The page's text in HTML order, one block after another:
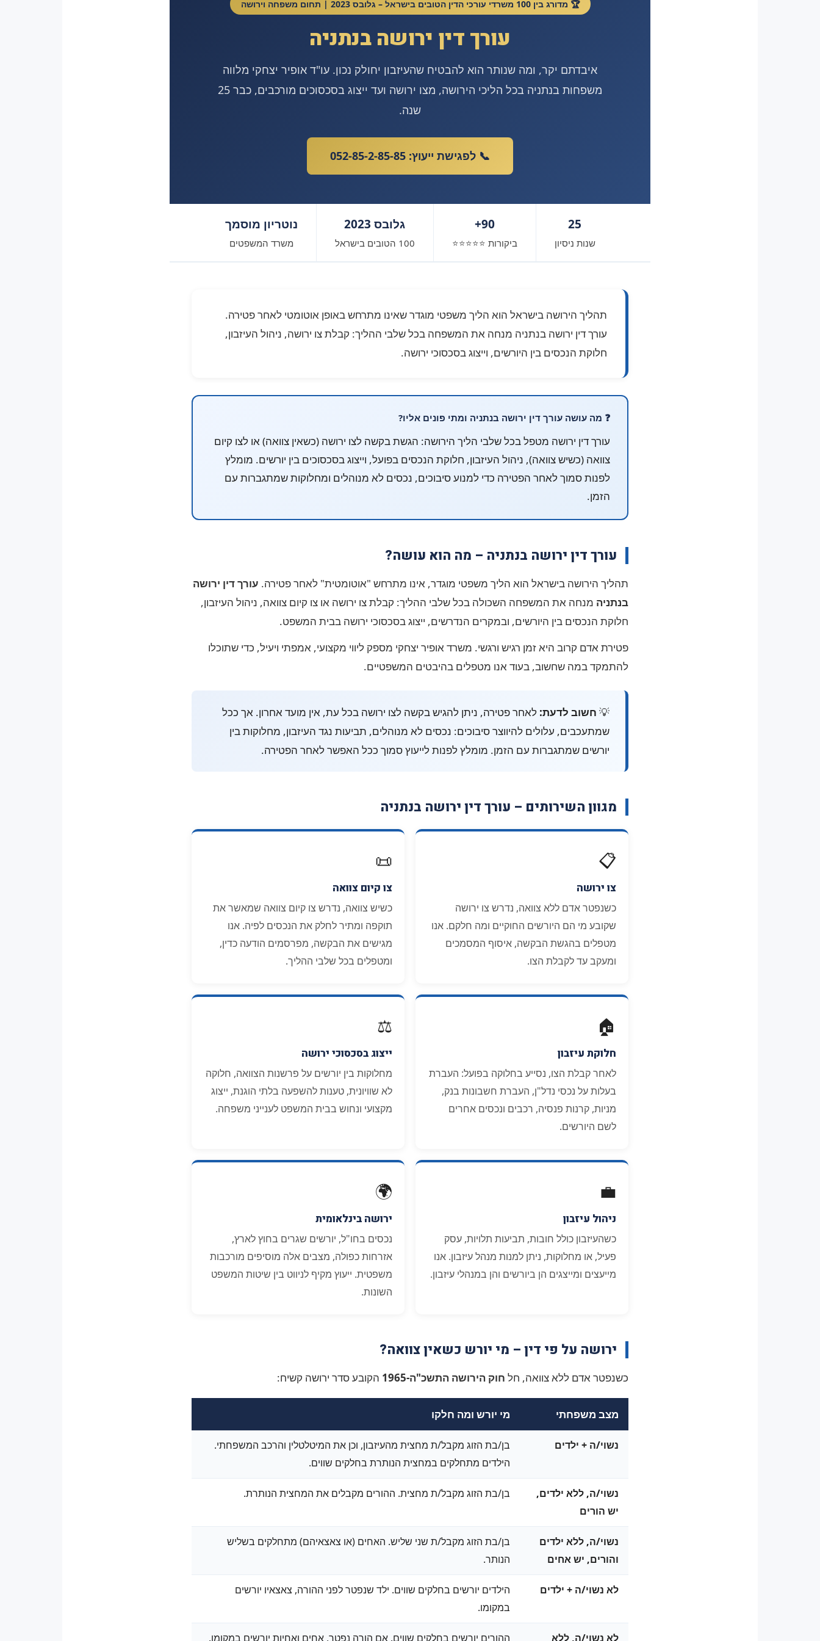
🏆 מדורג בין 100 משרדי עורכי הדין הטובים בישראל – גלובס 2023 | תחום משפחה וירושה
עורך דין ירושה בנתניה
איבדתם יקר, ומה שנותר הוא להבטיח שהעיזבון יחולק נכון. עו"ד אופיר יצחקי מלווה
משפחות בנתניה בכל הליכי הירושה, מצו ירושה ועד ייצוג בסכסוכים מורכבים, כבר 25
שנה.
📞 לפגישת ייעוץ: 052-85-2-85-85
25
שנות ניסיון
90+
ביקורות ⭐⭐⭐⭐⭐
גלובס 2023
100 הטובים בישראל
נוטריון מוסמך
משרד המשפטים
תהליך הירושה בישראל הוא הליך משפטי מוגדר שאינו מתרחש באופן אוטומטי לאחר פטירה.
עורך דין ירושה בנתניה מנחה את המשפחה בכל שלבי ההליך: קבלת צו ירושה, ניהול העיזבון,
חלוקת הנכסים בין היורשים, וייצוג בסכסוכי ירושה.
❓ מה עושה עורך דין ירושה בנתניה ומתי פונים אליו?
עורך דין ירושה מטפל בכל שלבי הליך הירושה: הגשת בקשה לצו ירושה (כשאין צוואה) או לצו קיום
צוואה (כשיש צוואה), ניהול העיזבון, חלוקת הנכסים בפועל, וייצוג בסכסוכים בין יורשים. מומלץ
לפנות סמוך לאחר הפטירה כדי למנוע סיבוכים, נכסים לא מנוהלים ומחלוקות שמתגברות עם
הזמן.
עורך דין ירושה בנתניה – מה הוא עושה?
תהליך הירושה בישראל הוא הליך משפטי מוגדר, אינו מתרחש "אוטומטית" לאחר פטירה. עורך דין ירושה
בנתניה מנחה את המשפחה השכולה בכל שלבי ההליך: קבלת צו ירושה או צו קיום צוואה, ניהול העיזבון,
חלוקת הנכסים בין היורשים, ובמקרים הנדרשים, ייצוג בסכסוכי ירושה בבית המשפט.
פטירת אדם קרוב היא זמן רגיש ורגשי. משרד אופיר יצחקי מספק ליווי מקצועי, אמפתי ויעיל, כדי שתוכלו
להתמקד במה שחשוב, בעוד אנו מטפלים בהיבטים המשפטיים.
💡 חשוב לדעת: לאחר פטירה, ניתן להגיש בקשה לצו ירושה בכל עת, אין מועד אחרון. אך ככל
שמתעכבים, עלולים להיווצר סיבוכים: נכסים לא מנוהלים, תביעות נגד העיזבון, מחלוקות בין
יורשים שמתגברות עם הזמן. מומלץ לפנות לייעוץ סמוך ככל האפשר לאחר הפטירה.
מגוון השירותים – עורך דין ירושה בנתניה
📋
צו ירושה
כשנפטר אדם ללא צוואה, נדרש צו ירושה
שקובע מי הם היורשים החוקיים ומה חלקם. אנו
מטפלים בהגשת הבקשה, איסוף המסמכים
ומעקב עד לקבלת הצו.
📜
צו קיום צוואה
כשיש צוואה, נדרש צו קיום צוואה שמאשר את
תוקפה ומתיר לחלק את הנכסים לפיה. אנו
מגישים את הבקשה, מפרסמים הודעה כדין,
ומטפלים בכל שלבי ההליך.
🏠
חלוקת עיזבון
לאחר קבלת הצו, נסייע בחלוקה בפועל: העברת
בעלות על נכסי נדל"ן, העברת חשבונות בנק,
מניות, קרנות פנסיה, רכבים ונכסים אחרים
לשם היורשים.
⚖️
ייצוג בסכסוכי ירושה
מחלוקות בין יורשים על פרשנות הצוואה, חלוקה
לא שוויונית, טענות להשפעה בלתי הוגנת, ייצוג
מקצועי ונחוש בבית המשפט לענייני משפחה.
💼
ניהול עיזבון
כשהעיזבון כולל חובות, תביעות תלויות, עסק
פעיל, או מחלוקות, ניתן למנות מנהל עיזבון. אנו
מייעצים ומייצגים הן ביורשים והן במנהלי עיזבון.
🌍
ירושה בינלאומית
נכסים בחו"ל, יורשים שגרים בחוץ לארץ,
אזרחות כפולה, מצבים אלה מוסיפים מורכבות
משפטית. ייעוץ מקיף לניווט בין שיטות המשפט
השונות.
ירושה על פי דין – מי יורש כשאין צוואה?
כשנפטר אדם ללא צוואה, חל חוק הירושה התשכ"ה-1965 הקובע סדר ירושה קשיח:
מצב משפחתי מי יורש ומה חלקו
נשוי/ה + ילדים
בן/בת הזוג מקבל/ת מחצית מהעיזבון, וכן את המיטלטלין והרכב המשפחתי.
הילדים מתחלקים במחצית הנותרת בחלקים שווים.
נשוי/ה, ללא ילדים,
יש הורים
בן/בת הזוג מקבל/ת מחצית. ההורים מקבלים את המחצית הנותרת.
נשוי/ה, ללא ילדים
והורים, יש אחים
בן/בת הזוג מקבל/ת שני שליש. האחים (או צאצאיהם) מתחלקים בשליש
הנותר.
לא נשוי/ה + ילדים
הילדים יורשים בחלקים שווים. ילד שנפטר לפני ההורה, צאצאיו יורשים
במקומו.
לא נשוי/ה, ללא ההורים יורשים בחלקים שווים. אם הורה נפטר, אחים ואחיות יורשים במקומו.